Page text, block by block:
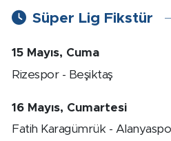
Süper Lig Fikstür
15 Mayıs, Cuma
Rizespor - Beşiktaş
16 Mayıs, Cumartesi
Fatih Karagümrük -